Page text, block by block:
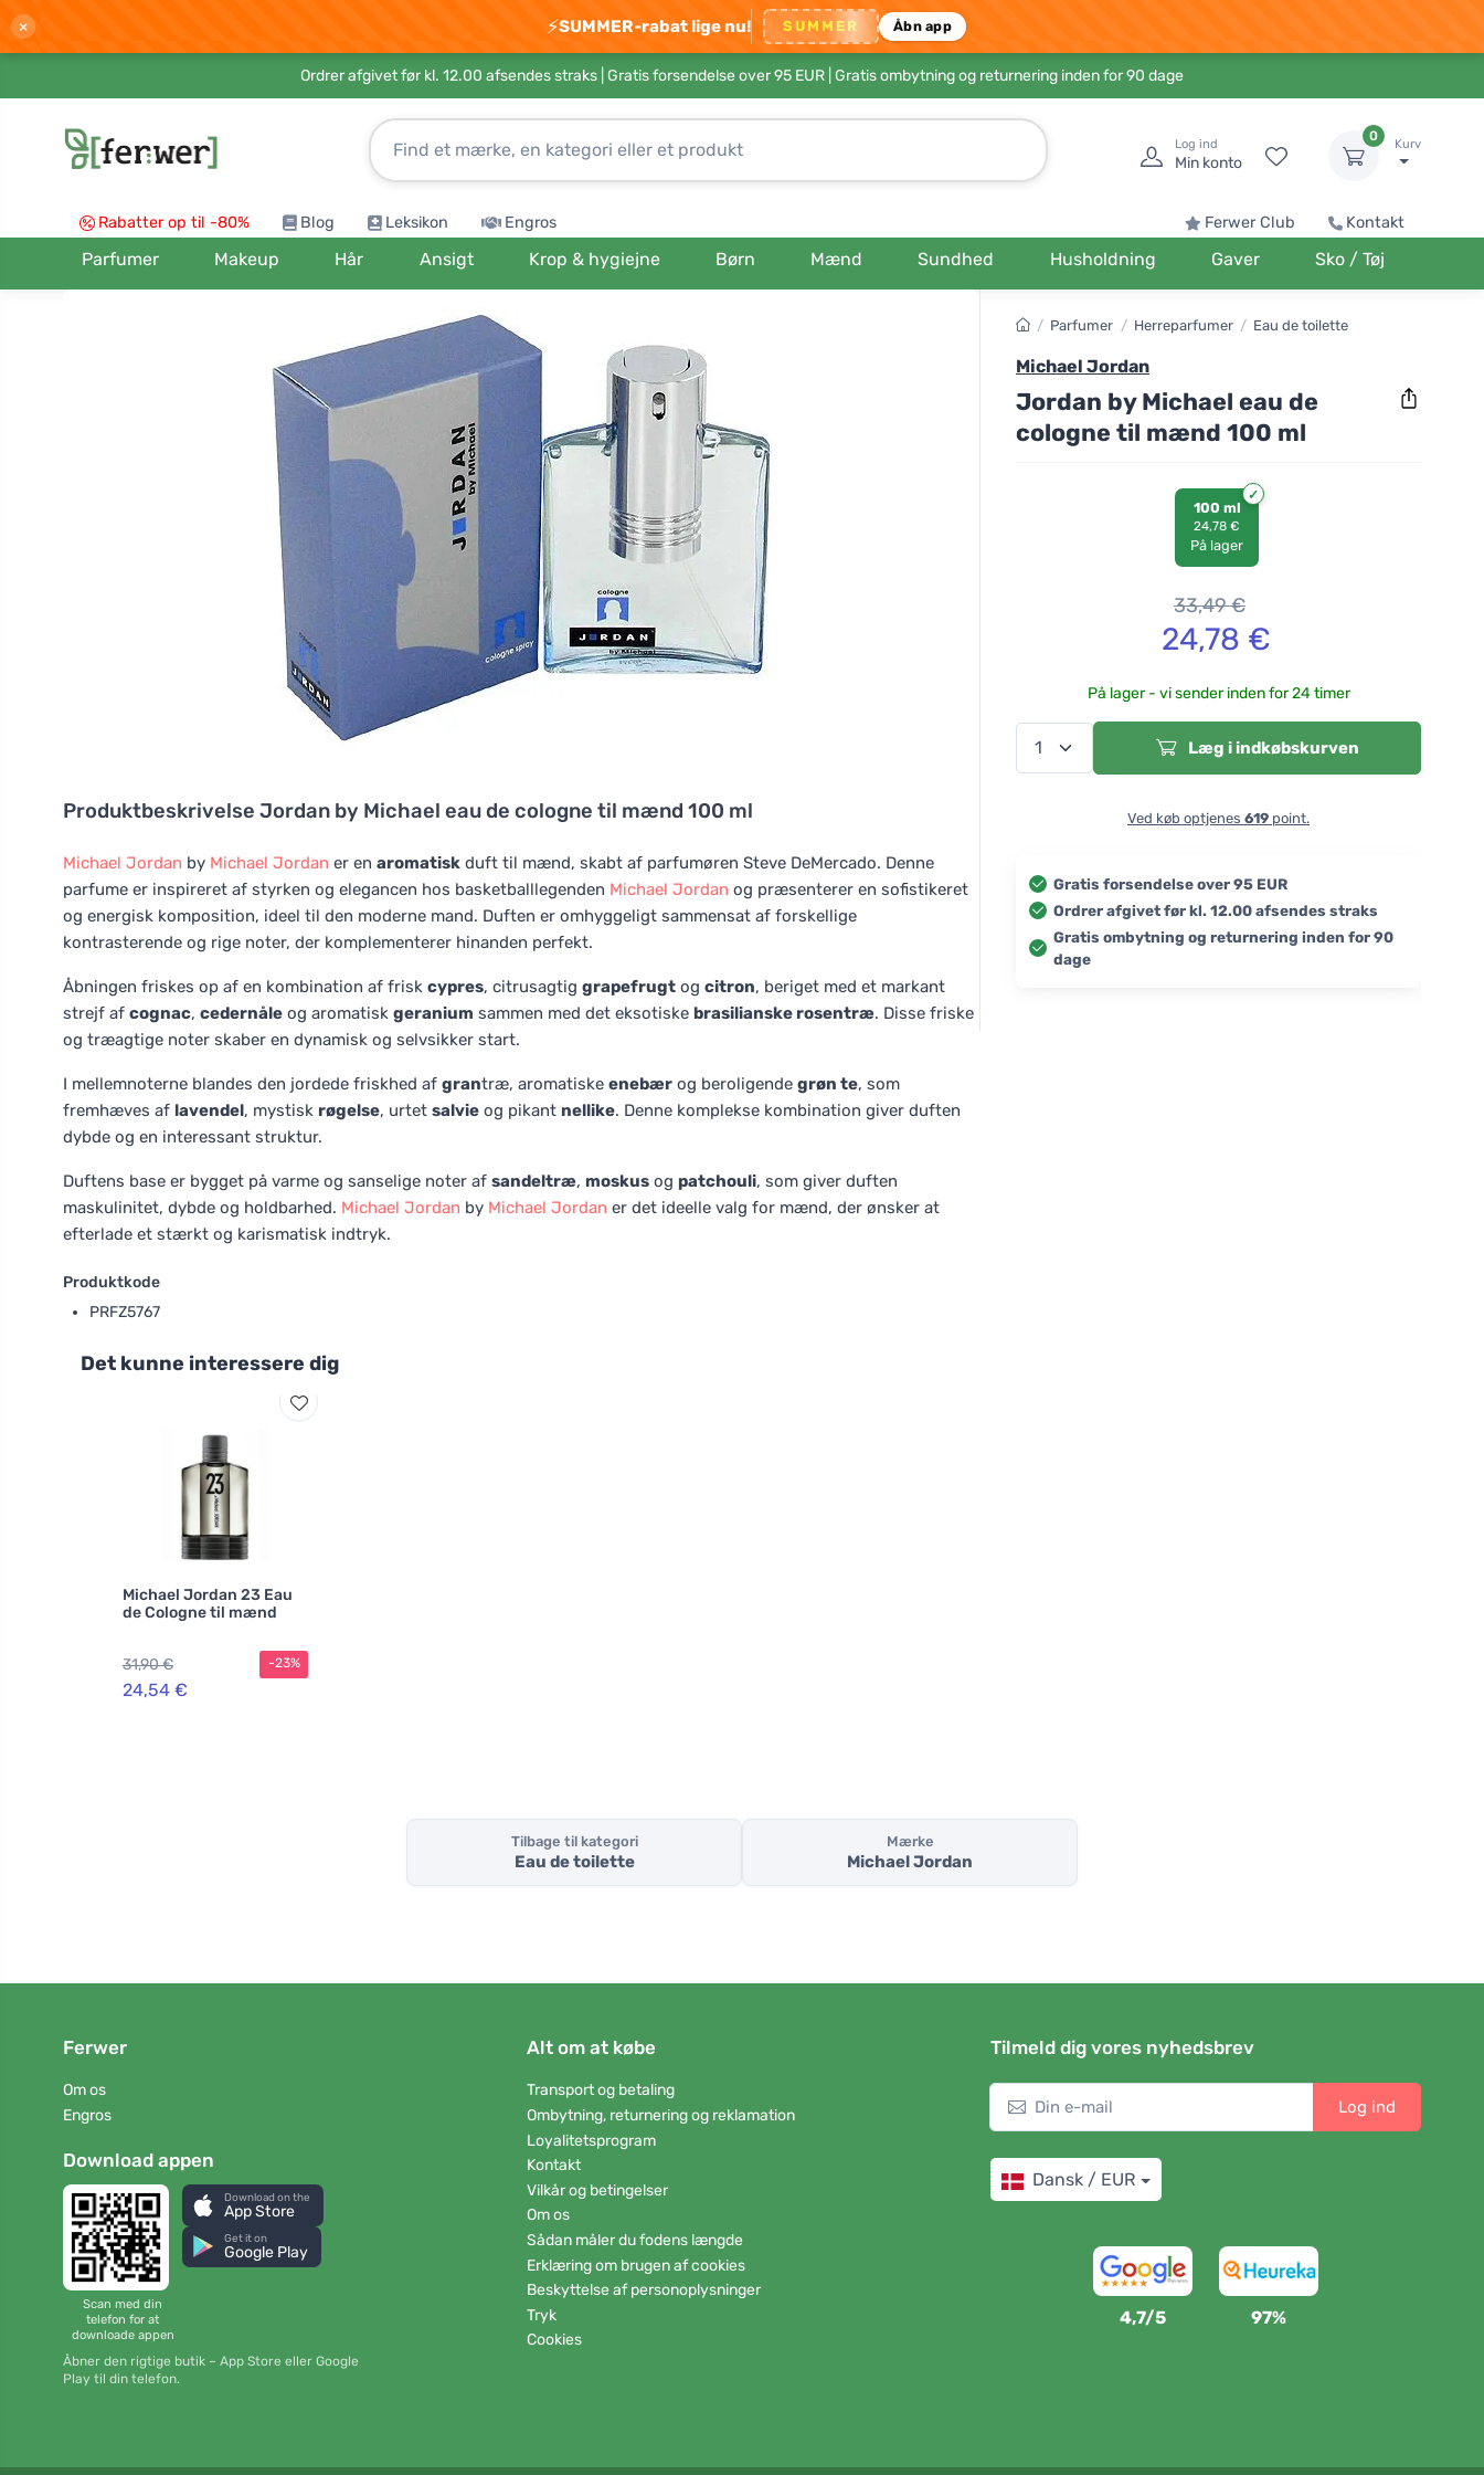
× ⚡SUMMER-rabat lige nu! SUMMER Åbn app
Ordrer afgivet før kl. 12.00 afsendes straks | Gratis forsendelse over 95 EUR | Gratis ombytning og returnering inden for 90 dage
Log ind
Min konto
0
Kurv
Rabatter op til -80% Blog Leksikon Engros Ferwer Club Kontakt
Parfumer Makeup Hår Ansigt Krop & hygiejne Børn Mænd Sundhed Husholdning Gaver Sko / Tøj
Produktbeskrivelse Jordan by Michael eau de cologne til mænd 100 ml
Michael Jordan by Michael Jordan er en aromatisk duft til mænd, skabt af parfumøren Steve DeMercado. Denne
parfume er inspireret af styrken og elegancen hos basketballlegenden Michael Jordan og præsenterer en sofistikeret
og energisk komposition, ideel til den moderne mand. Duften er omhyggeligt sammensat af forskellige
kontrasterende og rige noter, der komplementerer hinanden perfekt.
Åbningen friskes op af en kombination af frisk cypres, citrusagtig grapefrugt og citron, beriget med et markant
strejf af cognac, cedernåle og aromatisk geranium sammen med det eksotiske brasilianske rosentræ. Disse friske
og træagtige noter skaber en dynamisk og selvsikker start.
I mellemnoterne blandes den jordede friskhed af grantræ, aromatiske enebær og beroligende grøn te, som
fremhæves af lavendel, mystisk røgelse, urtet salvie og pikant nellike. Denne komplekse kombination giver duften
dybde og en interessant struktur.
Duftens base er bygget på varme og sanselige noter af sandeltræ, moskus og patchouli, som giver duften
maskulinitet, dybde og holdbarhed. Michael Jordan by Michael Jordan er det ideelle valg for mænd, der ønsker at
efterlade et stærkt og karismatisk indtryk.
Produktkode
PRFZ5767
/ Parfumer / Herreparfumer / Eau de toilette
Michael Jordan
Jordan by Michael eau de
cologne til mænd 100 ml
100 ml
24,78 €
På lager
33,49€
24,78 €
På lager - vi sender inden for 24 timer
Læg i indkøbskurven
Ved køb optjenes 619 point.
Gratis forsendelse over 95 EUR
Ordrer afgivet før kl. 12.00 afsendes straks
Gratis ombytning og returnering inden for 90
dage
Det kunne interessere dig
Michael Jordan 23 Eau
de Cologne til mænd
31,90 €
24,54 €
-23%
Tilbage til kategori
Eau de toilette
Mærke
Michael Jordan
Ferwer
Om os
Engros
Download appen
Scan med din
telefon for at
downloade appen
Download on the
App Store
Get it on
Google Play
Åbner den rigtige butik – App Store eller Google
Play til din telefon.
Alt om at købe
Transport og betaling
Ombytning, returnering og reklamation
Loyalitetsprogram
Kontakt
Vilkår og betingelser
Om os
Sådan måler du fodens længde
Erklæring om brugen af cookies
Beskyttelse af personoplysninger
Tryk
Cookies
Tilmeld dig vores nyhedsbrev
Log ind
Dansk / EUR
4,7/5 97%